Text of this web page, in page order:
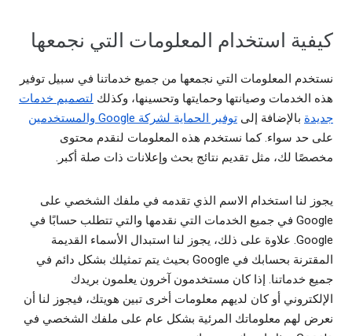
كيفية استخدام المعلومات التي نجمعها
نستخدم المعلومات التي نجمعها من جميع خدماتنا في سبيل توفير
هذه الخدمات وصيانتها وحمايتها وتحسينها، وكذلك لتصميم خدمات
جديدة بالإضافة إلى توفير الحماية لشركة Google والمستخدمين
على حد سواء. كما نستخدم هذه المعلومات لنقدم محتوى
مخصصًا لك، مثل تقديم نتائج بحث وإعلانات ذات صلة أكبر.
يجوز لنا استخدام الاسم الذي تقدمه في ملفك الشخصي على
Google في جميع الخدمات التي نقدمها والتي تتطلب حسابًا في
Google. علاوة على ذلك، يجوز لنا استبدال الأسماء القديمة
المقترنة بحسابك في Google بحيث يتم تمثيلك بشكل دائم في
جميع خدماتنا. إذا كان مستخدمون آخرون يعلمون بريدك
الإلكتروني أو كان لديهم معلومات أخرى تبين هويتك، فيجوز لنا أن
نعرض لهم معلوماتك المرئية بشكل عام على ملفك الشخصي في